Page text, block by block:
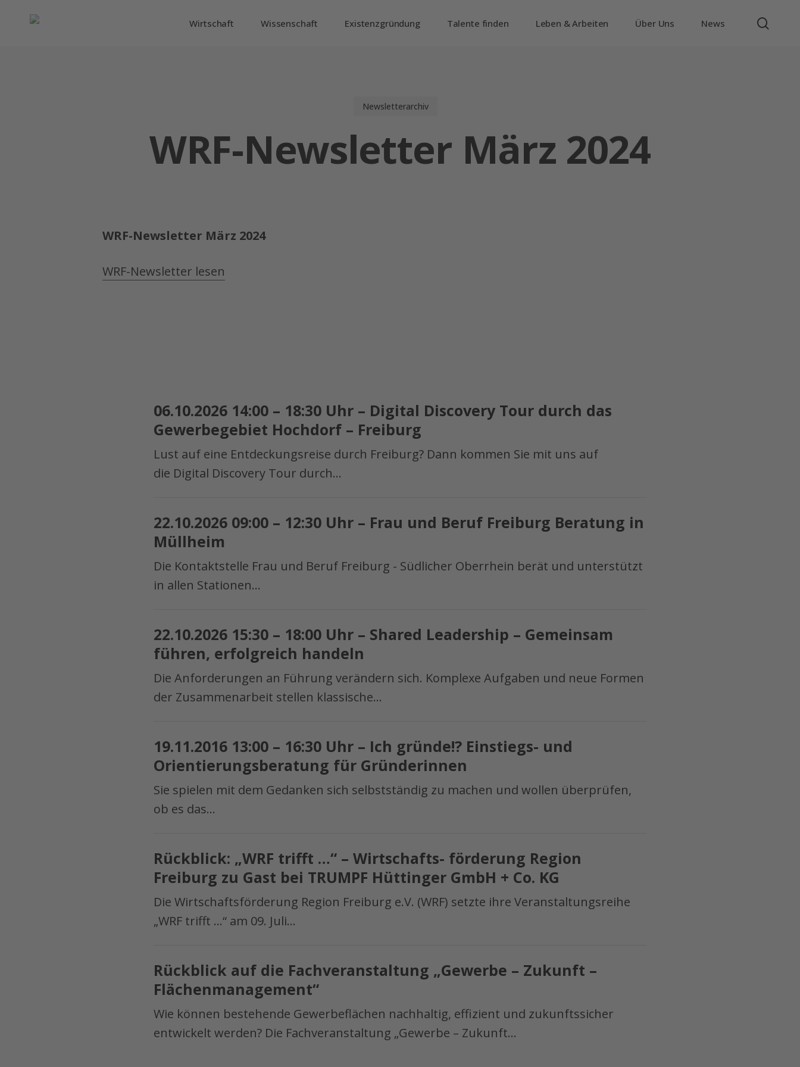
Wirtschaft Wissenschaft Existenzgründung Talente finden Leben & Arbeiten Über Uns News
Newsletterarchiv
WRF-Newsletter März 2024
WRF-Newsletter März 2024
WRF-Newsletter lesen
14:00
–
18:30
Uhr
–
Discovery
Tour
das
Gewerbegebiet
–
Freiburg
06.10.2026 14:00 – 18:30 Uhr – Digital Discovery Tour durch das
Gewerbegebiet Hochdorf – Freiburg
Lust auf eine Entdeckungsreise durch Freiburg? Dann kommen Sie mit uns auf
die Digital Discovery Tour durch…
09:00
–
12:30
Uhr
–
und
Beruf
Beratung
in
22.10.2026 09:00 – 12:30 Uhr – Frau und Beruf Freiburg Beratung in
Müllheim
Die Kontaktstelle Frau und Beruf Freiburg - Südlicher Oberrhein berät und unterstützt
in allen Stationen…
15:30
–
18:00
Uhr
–
Leadership
–
führen,
erfolgreich
22.10.2026 15:30 – 18:00 Uhr – Shared Leadership – Gemeinsam
führen, erfolgreich handeln
Die Anforderungen an Führung verändern sich. Komplexe Aufgaben und neue Formen
der Zusammenarbeit stellen klassische…
13:00
–
16:30
Uhr
–
gründe!?
Einstiegs-
Orientierungsberatung
für
19.11.2016 13:00 – 16:30 Uhr – Ich gründe!? Einstiegs- und
Orientierungsberatung für Gründerinnen
Sie spielen mit dem Gedanken sich selbstständig zu machen und wollen überprüfen,
ob es das…
„WRF
trifft
…“
–
Wirtschafts-
Region
Freiburg
Gast
bei
Rückblick: „WRF trifft …“ – Wirtschafts- förderung Region
Freiburg zu Gast bei TRUMPF Hüttinger GmbH + Co. KG
Die Wirtschaftsförderung Region Freiburg e.V. (WRF) setzte ihre Veranstaltungsreihe
„WRF trifft …“ am 09. Juli…
auf
die
Fachveranstaltung
„Gewerbe
–
Rückblick auf die Fachveranstaltung „Gewerbe – Zukunft –
Flächenmanagement“
Wie können bestehende Gewerbeflächen nachhaltig, effizient und zukunftssicher
entwickelt werden? Die Fachveranstaltung „Gewerbe – Zukunft…